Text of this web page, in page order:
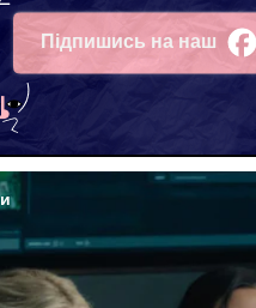
Підпишись на наш
Facebook